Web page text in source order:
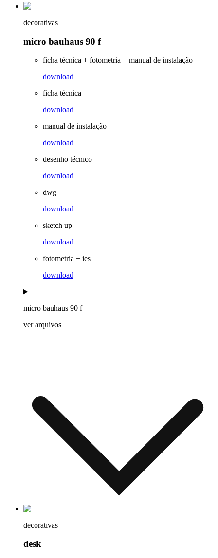
decorativas
micro bauhaus 90 f
ficha técnica + fotometria + manual de instalação
download
ficha técnica
download
manual de instalação
download
desenho técnico
download
dwg
download
sketch up
download
fotometria + ies
download
micro bauhaus 90 f
ver arquivos
decorativas
desk